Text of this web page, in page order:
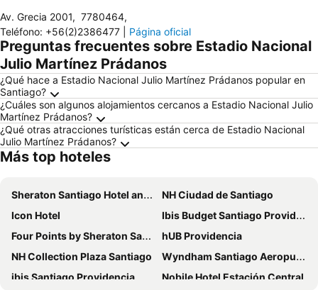
Av. Grecia 2001, 7780464,
Teléfono: +56(2)2386477 Página oficial
Preguntas frecuentes sobre Estadio Nacional
Julio Martínez Prádanos
¿Qué hace a Estadio Nacional Julio Martínez Prádanos popular en
Santiago?
¿Cuáles son algunos alojamientos cercanos a Estadio Nacional Julio
Martínez Prádanos?
¿Qué otras atracciones turísticas están cerca de Estadio Nacional
Julio Martínez Prádanos?
Más top hoteles
Sheraton Santiago Hotel and Convention Center
NH Ciudad de Santiago
Icon Hotel
Ibis Budget Santiago Providencia
Four Points by Sheraton Santiago
hUB Providencia
NH Collection Plaza Santiago
Wyndham Santiago Aeropuerto
ibis Santiago Providencia
Nobile Hotel Estación Central